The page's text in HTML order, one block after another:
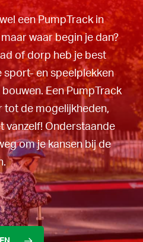
een PumpTrack in
waar begin je dan?
of dorp heb je best
sport- en speelplekken
Een PumpTrack
tot de mogelijkheden,
vanzelf! Onderstaande
om je kansen bij de